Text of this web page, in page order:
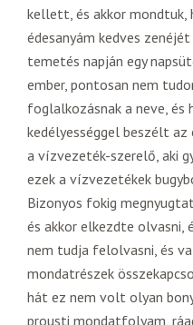
kellett, és akkor mondtuk,
édesanyám kedves
temetés napján egy
ember, pontosan nem
foglalkozásnak a neve, és
kedélyességgel beszélt
a vízvezeték-szerelő, aki
ezek a vízvezetékek
Bizonyos fokig
és akkor elkezdte olvasni,
nem tudja felolvasni, és
mondatrészek
hát ez nem volt olyan
prousti mondatfolyam,